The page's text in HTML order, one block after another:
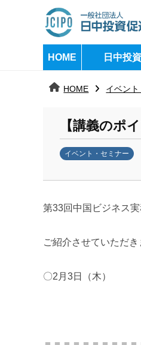
日
中
進
機
j
HOME 日中投
HOME イベン
【講義のポ
イベント・セミナー
a
a
m
第33回中国ビジネス
ご紹介させていただき
〇2月3日（木）